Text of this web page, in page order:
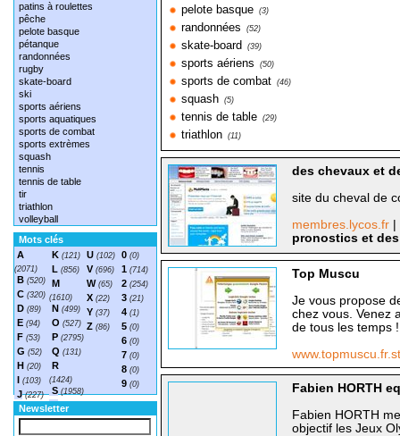
patins à roulettes
pêche
pelote basque
pétanque
randonnées
rugby
skate-board
ski
sports aériens
sports aquatiques
sports de combat
sports extrèmes
squash
tennis
tennis de table
tir
triathlon
volleyball
Mots clés
A
(2071)
B (520)
C (320)
D (89)
E (94)
F (53)
G (52)
H (20)
I (103)
J(227)
K (121)
L (856)
M
(1610)
N (499)
O (527)
P (2795)
Q (131)
R
(1424)
S (1958)
T(1548)
U (102)
V (696)
W (65)
X (22)
Y (37)
Z (86)
0 (0)
1 (714)
2 (254)
3 (21)
4 (1)
5 (0)
6 (0)
7 (0)
8 (0)
9 (0)
Newsletter
pelote basque (3)
randonnées (52)
skate-board (39)
sports aériens (50)
sports de combat (46)
squash (5)
tennis de table (29)
triathlon (11)
des chevaux et
site du cheval de
membres.lycos.fr
pronostics et
Top Muscu
Je vous propose
chez vous. Venez
de tous les temps
Fabien HORTH
Fabien HORTH
objectif les Jeux